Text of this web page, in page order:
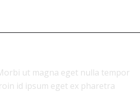
ut magna eget nulla tempor
id ipsum eget ex pharetra